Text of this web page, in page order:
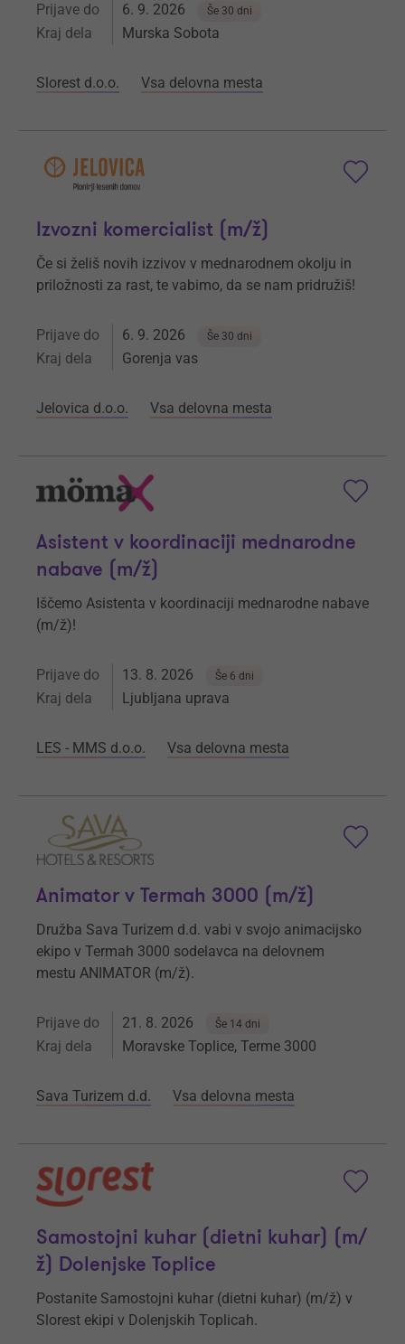
Prijave do 6. 9. 2026 Še 30 dni
Kraj dela Murska Sobota
Slorest d.o.o. Vsa delovna mesta
Izvozni komercialist (m/ž)
Če si želiš novih izzivov v mednarodnem okolju in
priložnosti za rast, te vabimo, da se nam pridružiš!
Prijave do 6. 9. 2026 Še 30 dni
Kraj dela Gorenja vas
Jelovica d.o.o. Vsa delovna mesta
Asistent v koordinaciji mednarodne
nabave (m/ž)
Iščemo Asistenta v koordinaciji mednarodne nabave
(m/ž)!
Prijave do 13. 8. 2026 Še 6 dni
Kraj dela Ljubljana uprava
LES - MMS d.o.o. Vsa delovna mesta
Animator v Termah 3000 (m/ž)
Družba Sava Turizem d.d. vabi v svojo animacijsko
ekipo v Termah 3000 sodelavca na delovnem
mestu ANIMATOR (m/ž).
Prijave do 21. 8. 2026 Še 14 dni
Kraj dela Moravske Toplice, Terme 3000
Sava Turizem d.d. Vsa delovna mesta
Samostojni kuhar (dietni kuhar) (m/
ž) Dolenjske Toplice
Postanite Samostojni kuhar (dietni kuhar) (m/ž) v
Slorest ekipi v Dolenjskih Toplicah.